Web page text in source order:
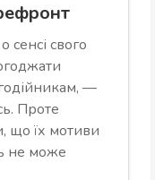
свого
—
Проте
що їх мотиви
не може